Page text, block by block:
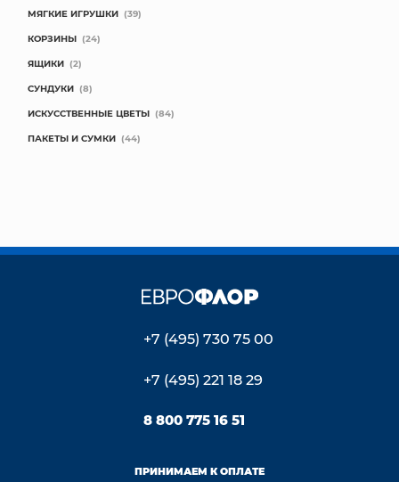
МЯГКИЕ ИГРУШКИ (39)
КОРЗИНЫ (24)
ЯЩИКИ (2)
СУНДУКИ (8)
ИСКУССТВЕННЫЕ ЦВЕТЫ (84)
ПАКЕТЫ И СУМКИ (44)
+7 (495) 730 75 00
+7 (495) 221 18 29
8 800 775 16 51
ПРИНИМАЕМ К ОПЛАТЕ